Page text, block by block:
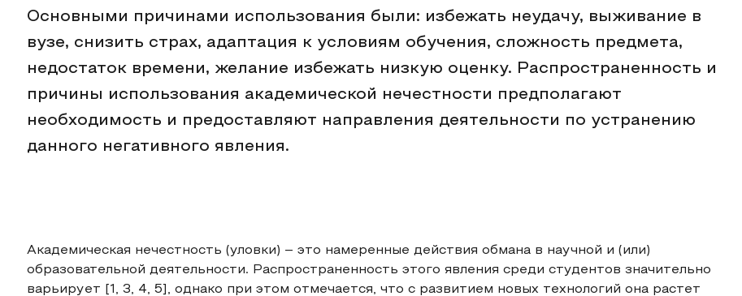
Основными причинами использования были: избежать неудачу, выживание в
вузе, снизить страх, адаптация к условиям обучения, сложность предмета,
недостаток времени, желание избежать низкую оценку. Распространенность и
причины использования академической нечестности предполагают
необходимость и предоставляют направления деятельности по устранению
данного негативного явления.
Академическая нечестность (уловки) – это намеренные действия обмана в научной и (или)
образовательной деятельности. Распространенность этого явления среди студентов значительно
варьирует [1, 3, 4, 5], однако при этом отмечается, что с развитием новых технологий она растет